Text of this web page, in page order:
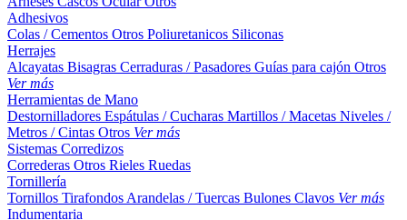
Adhesivos
Colas / Cementos Otros Poliuretanicos Siliconas
Herrajes
Alcayatas Bisagras Cerraduras / Pasadores Guías para cajón Otros
Ver más
Herramientas de Mano
Destornilladores Espátulas / Cucharas Martillos / Macetas Niveles /
Metros / Cintas Otros Ver más
Sistemas Corredizos
Correderas Otros Rieles Ruedas
Tornillería
Tornillos Tirafondos Arandelas / Tuercas Bulones Clavos Ver más
Indumentaria